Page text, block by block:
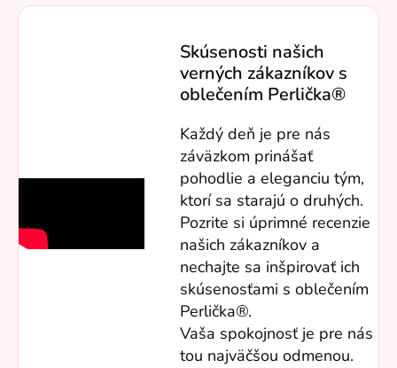
Skúsenosti našich
verných zákazníkov s
oblečením Perlička®
Každý deň je pre nás
záväzkom prinášať
pohodlie a eleganciu tým,
ktorí sa starajú o druhých.
Pozrite si úprimné recenzie
našich zákazníkov a
nechajte sa inšpirovať ich
skúsenosťami s oblečením
Perlička®.
Vaša spokojnosť je pre nás
tou najväčšou odmenou.